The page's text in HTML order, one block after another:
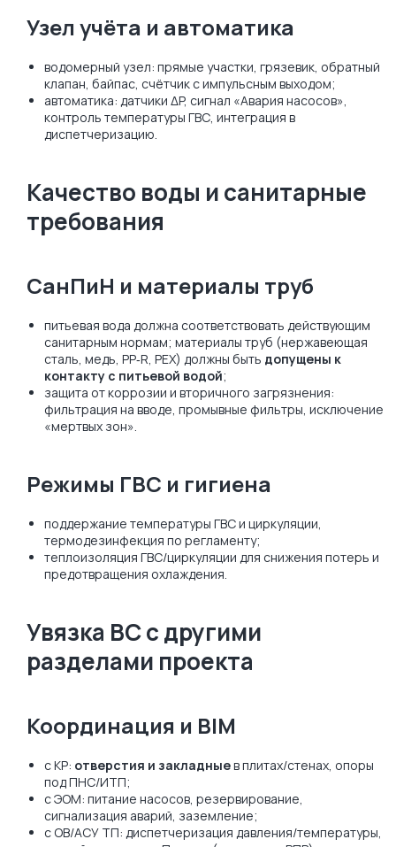
Узел учёта и автоматика
водомерный узел: прямые участки, грязевик, обратный
клапан, байпас, счётчик с импульсным выходом;
автоматика: датчики ΔP, сигнал «Авария насосов»,
контроль температуры ГВС, интеграция в
диспетчеризацию.
Качество воды и санитарные
требования
СанПиН и материалы труб
питьевая вода должна соответствовать действующим
санитарным нормам; материалы труб (нержавеющая
сталь, медь, PP‑R, PEX) должны быть допущены к
контакту с питьевой водой;
защита от коррозии и вторичного загрязнения:
фильтрация на вводе, промывные фильтры, исключение
«мертвых зон».
Режимы ГВС и гигиена
поддержание температуры ГВС и циркуляции,
термодезинфекция по регламенту;
теплоизоляция ГВС/циркуляции для снижения потерь и
предотвращения охлаждения.
Увязка ВС с другими
разделами проекта
Координация и BIM
с КР: отверстия и закладныев плитах/стенах, опоры
под ПНС/ИТП;
с ЭОМ: питание насосов, резервирование,
сигнализация аварий, заземление;
с ОВ/АСУ ТП: диспетчеризация давления/температуры,